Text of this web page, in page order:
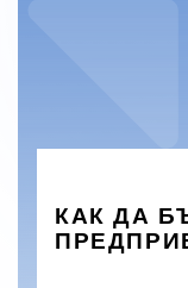
КАК ДА